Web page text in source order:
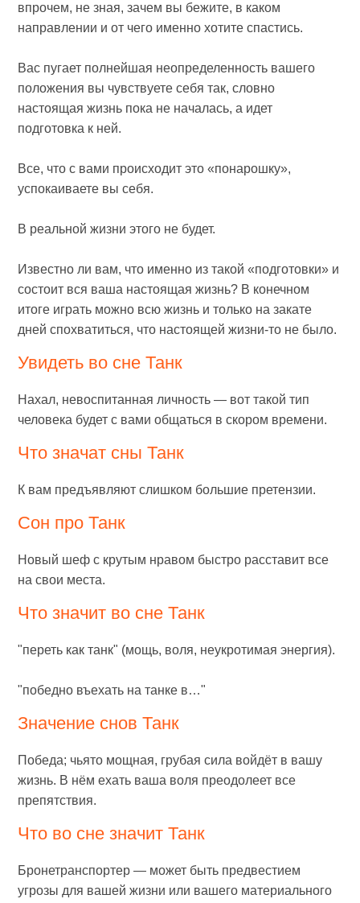
впрочем, не зная, зачем вы бежите, в каком
направлении и от чего именно хотите спастись.
Вас пугает полнейшая неопределенность вашего
положения вы чувствуете себя так, словно
настоящая жизнь пока не началась, а идет
подготовка к ней.
Все, что с вами происходит это «понарошку»,
успокаиваете вы себя.
В реальной жизни этого не будет.
Известно ли вам, что именно из такой «подготовки» и
состоит вся ваша настоящая жизнь? В конечном
итоге играть можно всю жизнь и только на закате
дней спохватиться, что настоящей жизни-то не было.
Увидеть во сне Танк
Нахал, невоспитанная личность — вот такой тип
человека будет с вами общаться в скором времени.
Что значат сны Танк
К вам предъявляют слишком большие претензии.
Сон про Танк
Новый шеф с крутым нравом быстро расставит все
на свои места.
Что значит во сне Танк
"переть как танк" (мощь, воля, неукротимая энергия).
"победно въехать на танке в…"
Значение снов Танк
Победа; чьято мощная, грубая сила войдёт в вашу
жизнь. В нём ехать ваша воля преодолеет все
препятствия.
Что во сне значит Танк
Бронетранспортер — может быть предвестием
угрозы для вашей жизни или вашего материального